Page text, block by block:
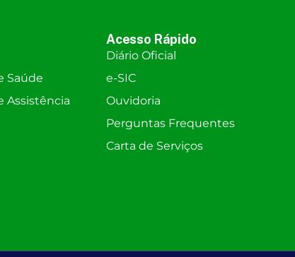
Saúde
Assistência
Acesso Rápido
Diário Oficial
e-SIC
Ouvidoria
Perguntas Frequentes
Carta de Serviços